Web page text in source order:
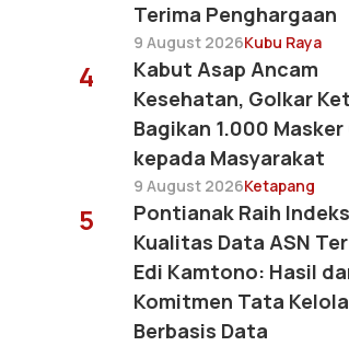
Terima Penghargaan
9 August 2026Kubu Raya
4
Kabut Asap Ancam
Kesehatan, Golkar
Bagikan 1.000
kepada Masyarakat
9 August 2026Ketapang
5
Pontianak Raih Indeks
Kualitas Data ASN
Edi Kamtono: Hasil
Komitmen Tata Kelola
Berbasis Data